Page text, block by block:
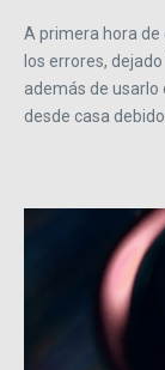
A primera hora
los errores,
además de
desde casa